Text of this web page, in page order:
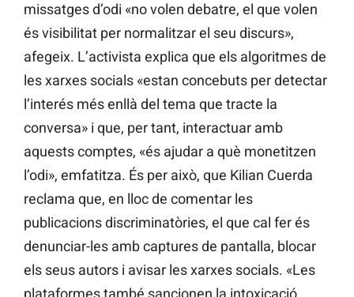
missatges d’odi «no volen debatre, el que volen
és visibilitat per normalitzar el seu discurs»,
afegeix. L’activista explica que els algoritmes de
les xarxes socials «estan concebuts per detectar
l’interés més enllà del tema que tracte la
conversa» i que, per tant, interactuar amb
aquests comptes, «és ajudar a què monetitzen
l’odi», emfatitza. És per això, que Kilian Cuerda
reclama que, en lloc de comentar les
publicacions discriminatòries, el que cal fer és
denunciar-les amb captures de pantalla, blocar
els seus autors i avisar les xarxes socials. «Les